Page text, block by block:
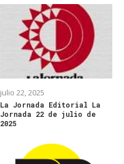
julio 22, 2025
La Jornada Editorial La
Jornada 22 de julio de
2025